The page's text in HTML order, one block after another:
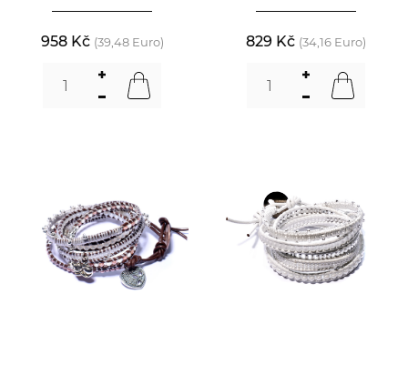
958 Kč (39,48 Euro) 829 Kč (34,16 Euro)